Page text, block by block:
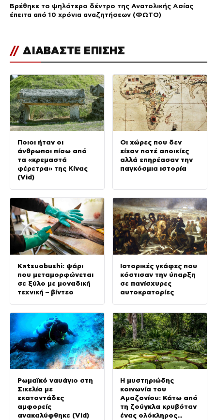
Βρέθηκε το ψηλότερο δέντρο της Ανατολικής Ασίας
έπειτα από 10 χρόνια αναζητήσεων (ΦΩΤΟ)
// ΔΙΑΒΑΣΤΕ ΕΠΙΣΗΣ
Ποιοι ήταν οι
άνθρωποι πίσω από
τα «κρεμαστά
φέρετρα» της Κίνας
(Vid)
Οι χώρες που δεν
είχαν ποτέ αποικίες
αλλά επηρέασαν την
παγκόσμια ιστορία
Katsuobushi: ψάρι
που μεταμορφώνεται
σε ξύλο με μοναδική
τεχνική – βίντεο
Ιστορικές γκάφες που
κόστισαν την ύπαρξη
σε πανίσχυρες
αυτοκρατορίες
Ρωμαϊκό ναυάγιο στη
Σικελία με
εκατοντάδες
αμφορείς
ανακαλύφθηκε (Vid)
Η μυστηριώδης
κοινωνία του
Αμαζονίου: Κάτω από
τη ζούγκλα κρυβόταν
ένας ολόκληρος